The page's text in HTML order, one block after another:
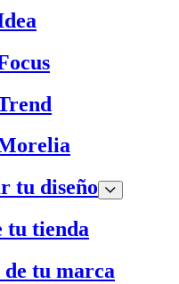
tu diseño
tu tienda
de tu marca